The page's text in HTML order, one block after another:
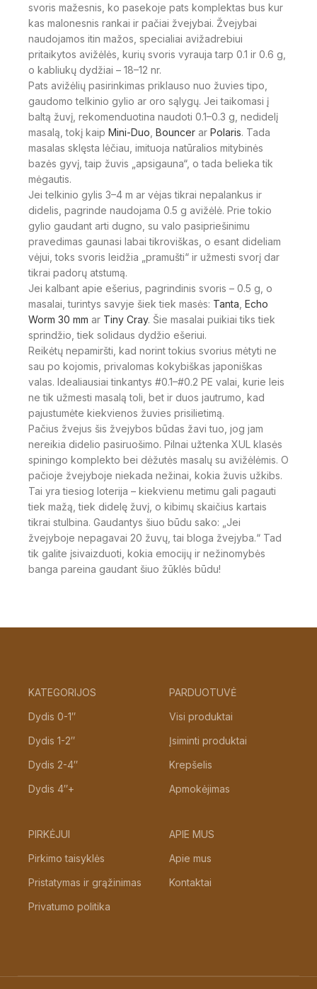
svoris mažesnis, ko pasekoje pats komplektas bus kur
kas malonesnis rankai ir pačiai žvejybai. Žvejybai
naudojamos itin mažos, specialiai avižadrebiui
pritaikytos avižėlės, kurių svoris vyrauja tarp 0.1 ir 0.6 g,
o kabliukų dydžiai – 18–12 nr.
Pats avižėlių pasirinkimas priklauso nuo žuvies tipo,
gaudomo telkinio gylio ar oro sąlygų. Jei taikomasi į
baltą žuvį, rekomenduotina naudoti 0.1–0.3 g, nedidelį
masalą, tokį kaip Mini-Duo Bouncer ar Polaris. Tada
masalas sklęsta lėčiau, imituoja natūralios mitybinės
bazės gyvį, taip žuvis „apsigauna“, o tada belieka tik
mėgautis.
Jei telkinio gylis 3–4 m ar vėjas tikrai nepalankus ir
didelis, pagrinde naudojama 0.5 g avižėlė. Prie tokio
gylio gaudant arti dugno, su valo pasipriešinimu
pravedimas gaunasi labai tikroviškas, o esant dideliam
vėjui, toks svoris leidžia „pramušti“ ir užmesti svorį dar
tikrai padorų atstumą.
Jei kalbant apie ešerius, pagrindinis svoris – 0.5 g, o
masalai, turintys savyje šiek tiek masės: Tanta Echo
Worm 30 mm ar Tiny Cray. Šie masalai puikiai tiks tiek
sprindžio, tiek solidaus dydžio ešeriui.
Reikėtų nepamiršti, kad norint tokius svorius mėtyti ne
sau po kojomis, privalomas kokybiškas japoniškas
valas. Idealiausiai tinkantys #0.1–#0.2 PE valai, kurie leis
ne tik užmesti masalą toli, bet ir duos jautrumo, kad
pajustumėte kiekvienos žuvies prisilietimą.
Pačius žvejus šis žvejybos būdas žavi tuo, jog jam
nereikia didelio pasiruošimo. Pilnai užtenka XUL klasės
spiningo komplekto bei dėžutės masalų su avižėlėmis. O
pačioje žvejyboje niekada nežinai, kokia žuvis užkibs.
Tai yra tiesiog loterija – kiekvienu metimu gali pagauti
tiek mažą, tiek didelę žuvį, o kibimų skaičius kartais
tikrai stulbina. Gaudantys šiuo būdu sako: „Jei
žvejyboje nepagavai 20 žuvų, tai bloga žvejyba.“ Tad
tik galite įsivaizduoti, kokia emocijų ir nežinomybės
banga pareina gaudant šiuo žūklės būdu!
KATEGORIJOS
Dydis 0-1″
Dydis 1-2″
Dydis 2-4″
Dydis 4″+
PARDUOTUVĖ
Visi produktai
Įsiminti produktai
Krepšelis
Apmokėjimas
PIRKĖJUI
Pirkimo taisyklės
Pristatymas ir grąžinimas
Privatumo politika
APIE MUS
Apie mus
Kontaktai